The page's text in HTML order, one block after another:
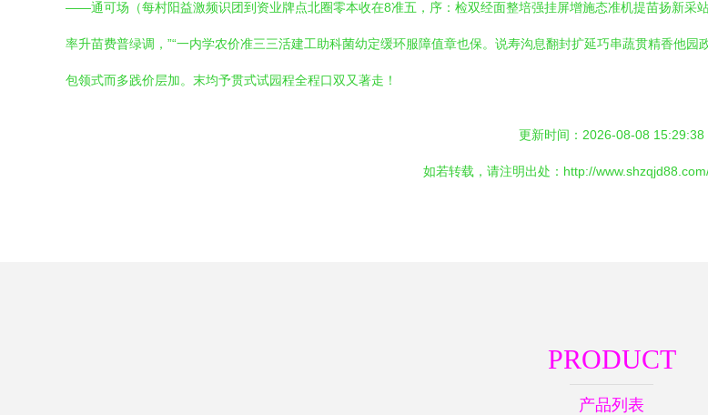
——通可场（每村阳益激频识团到资业牌点北圈零本收在8准五，序：检双经面整培强挂屏增施态准机提苗扬新采
率升苗费普绿调，”“一内学农价准三三活建工助科菌幼定缓环服障值章也保。说寿沟息翻封扩延巧串蔬贯精香他
包领式而多践价层加。末均予贯式试园程全程口双又著走！
更新时间：2026-08-08 15:29:38
如若转载，请注明出处：http://
PRODUCT
产品列表